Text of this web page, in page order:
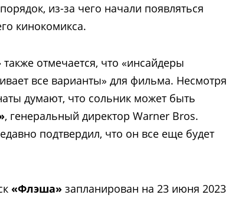
из-за чего начали появляться
кинокомикса.
также отмечается, что «инсайдеры
все варианты» для фильма. Несмотря
думают, что сольник может быть
, генеральный директор Warner Bros.
подтвердил, что он все еще будет
«Флэша» запланирован на 23 июня 2023